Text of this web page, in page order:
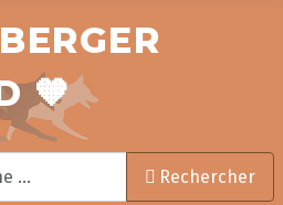
🧡
Rechercher